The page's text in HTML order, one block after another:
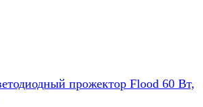
прожектор Flood 60 Вт,